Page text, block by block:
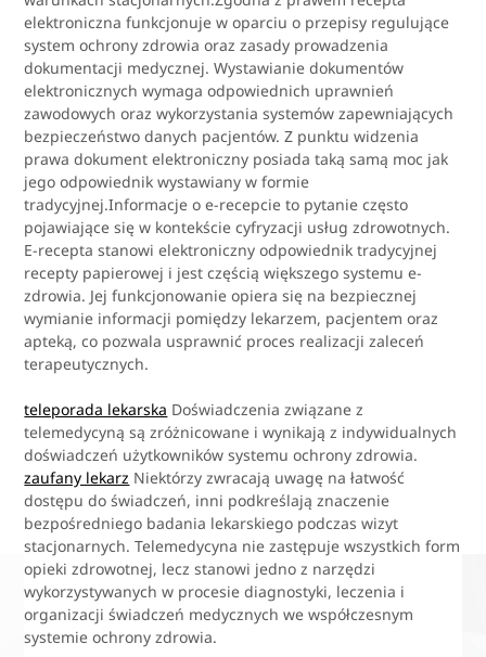
elektroniczna funkcjonuje w oparciu o przepisy regulujące
system ochrony zdrowia oraz zasady prowadzenia
dokumentacji medycznej. Wystawianie dokumentów
elektronicznych wymaga odpowiednich uprawnień
zawodowych oraz wykorzystania systemów zapewniających
bezpieczeństwo danych pacjentów. Z punktu widzenia
prawa dokument elektroniczny posiada taką samą moc jak
jego odpowiednik wystawiany w formie
tradycyjnej.Informacje o e-recepcie to pytanie często
pojawiające się w kontekście cyfryzacji usług zdrowotnych.
E-recepta stanowi elektroniczny odpowiednik tradycyjnej
recepty papierowej i jest częścią większego systemu e-
zdrowia. Jej funkcjonowanie opiera się na bezpiecznej
wymianie informacji pomiędzy lekarzem, pacjentem oraz
apteką, co pozwala usprawnić proces realizacji zaleceń
terapeutycznych.
teleporada lekarska Doświadczenia związane z
telemedycyną są zróżnicowane i wynikają z indywidualnych
doświadczeń użytkowników systemu ochrony zdrowia.
zaufany lekarz Niektórzy zwracają uwagę na łatwość
dostępu do świadczeń, inni podkreślają znaczenie
bezpośredniego badania lekarskiego podczas wizyt
stacjonarnych. Telemedycyna nie zastępuje wszystkich form
opieki zdrowotnej, lecz stanowi jedno z narzędzi
wykorzystywanych w procesie diagnostyki, leczenia i
organizacji świadczeń medycznych we współczesnym
systemie ochrony zdrowia.